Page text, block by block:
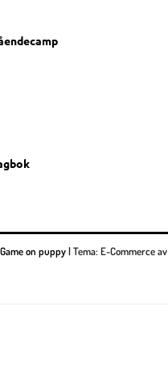
Game on puppy|Tema: E-Commerce av